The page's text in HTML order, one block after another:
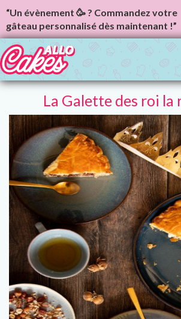
“Un évènement 🥳 ? Commandez votre
gâteau personnalisé dès maintenant !”
La Galette des roi la